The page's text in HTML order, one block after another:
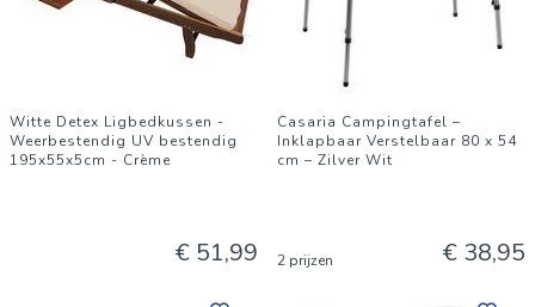
Witte Detex Ligbedkussen -
Weerbestendig UV bestendig
195x55x5cm - Crème
€ 51,99
Casaria Campingtafel –
Inklapbaar Verstelbaar 80 x 54
cm – Zilver Wit
2 prijzen € 38,95